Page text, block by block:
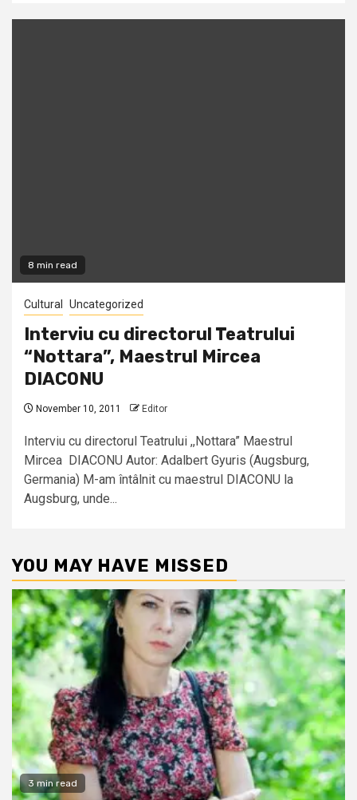
8 min read
Cultural Uncategorized
Interviu cu directorul Teatrului
“Nottara”, Maestrul Mircea
DIACONU
November 10, 2011 Editor
Interviu cu directorul Teatrului ,,Nottara” Maestrul
Mircea DIACONU Autor: Adalbert Gyuris (Augsburg,
Germania) M-am întâlnit cu maestrul DIACONU la
Augsburg, unde...
YOU MAY HAVE MISSED
3 min read